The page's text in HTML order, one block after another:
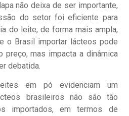
não deixa de ser importante,
do setor foi eficiente para
do leite, de forma mais ampla,
o Brasil importar lácteos pode
preço, mas impacta a dinâmica
debatida.
em pó evidenciam um
brasileiros não são tão
importados, em termos de